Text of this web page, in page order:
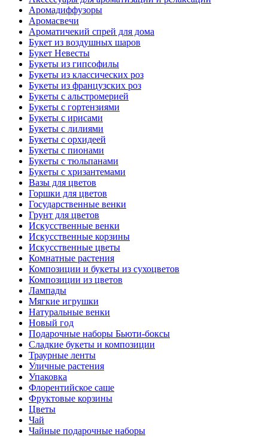
Аромадиффузоры
Аромасвечи
Ароматичекий спрей для дома
Букет из воздушных шаров
Букет Невесты
Букеты из гипсофилы
Букеты из классических роз
Букеты из французских роз
Букеты с альстромерией
Букеты с гортензиями
Букеты с ирисами
Букеты с лилиями
Букеты с орхидеей
Букеты с пионами
Букеты с тюльпанами
Букеты с хризантемами
Вазы для цветов
Горшки для цветов
Государственные венки
Грунт для цветов
Искусственные венки
Искусственные корзины
Искусственные цветы
Комнатные растения
Композиции и букеты из сухоцветов
Композиции из цветов
Лампады
Мягкие игрушки
Натуральные венки
Новый год
Подарочные наборы Бьюти-боксы
Сладкие букеты и композиции
Траурные ленты
Уличные растения
Упаковка
Флорентийское саше
Фруктовые корзины
Цветы
Чай
Чайные подарочные наборы